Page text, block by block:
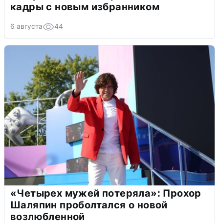
кадры с новым избранником
6 августа 44
«Четырех мужей потеряла»: Прохор
Шаляпин проболтался о новой
возлюбленной